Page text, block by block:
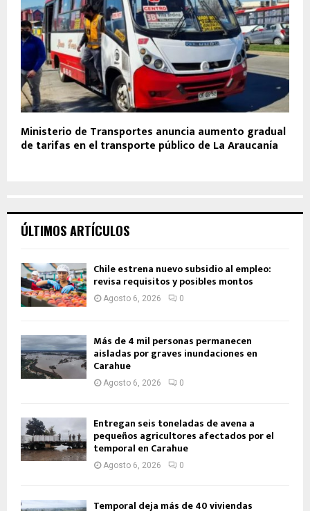
Ministerio de Transportes anuncia aumento gradual
de tarifas en el transporte público de La Araucanía
ÚLTIMOS ARTÍCULOS
Chile estrena nuevo subsidio al empleo:
revisa requisitos y posibles montos
Agosto 6, 2026 0
Más de 4 mil personas permanecen
aisladas por graves inundaciones en
Carahue
Agosto 6, 2026 0
Entregan seis toneladas de avena a
pequeños agricultores afectados por el
temporal en Carahue
Agosto 6, 2026 0
Temporal deja más de 40 viviendas